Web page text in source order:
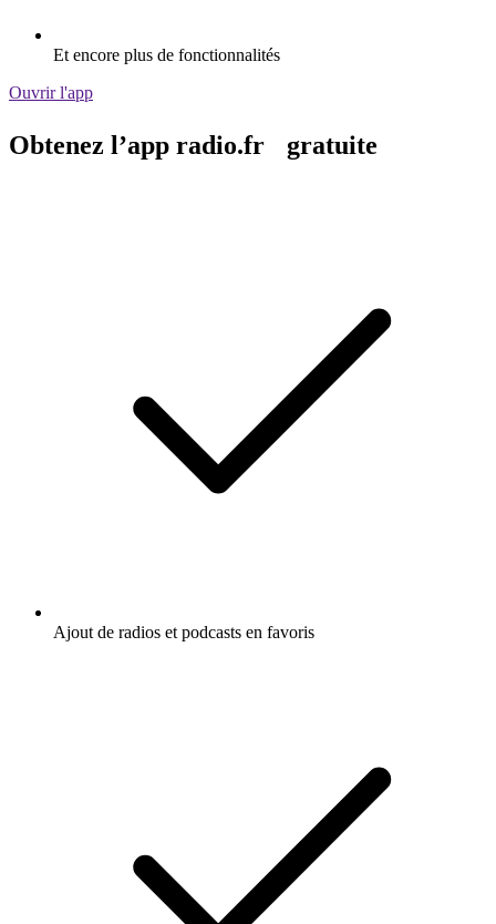
Et encore plus de fonctionnalités
Ouvrir l'app
Obtenez l’app radio.fr gratuite
Ajout de radios et podcasts en favoris